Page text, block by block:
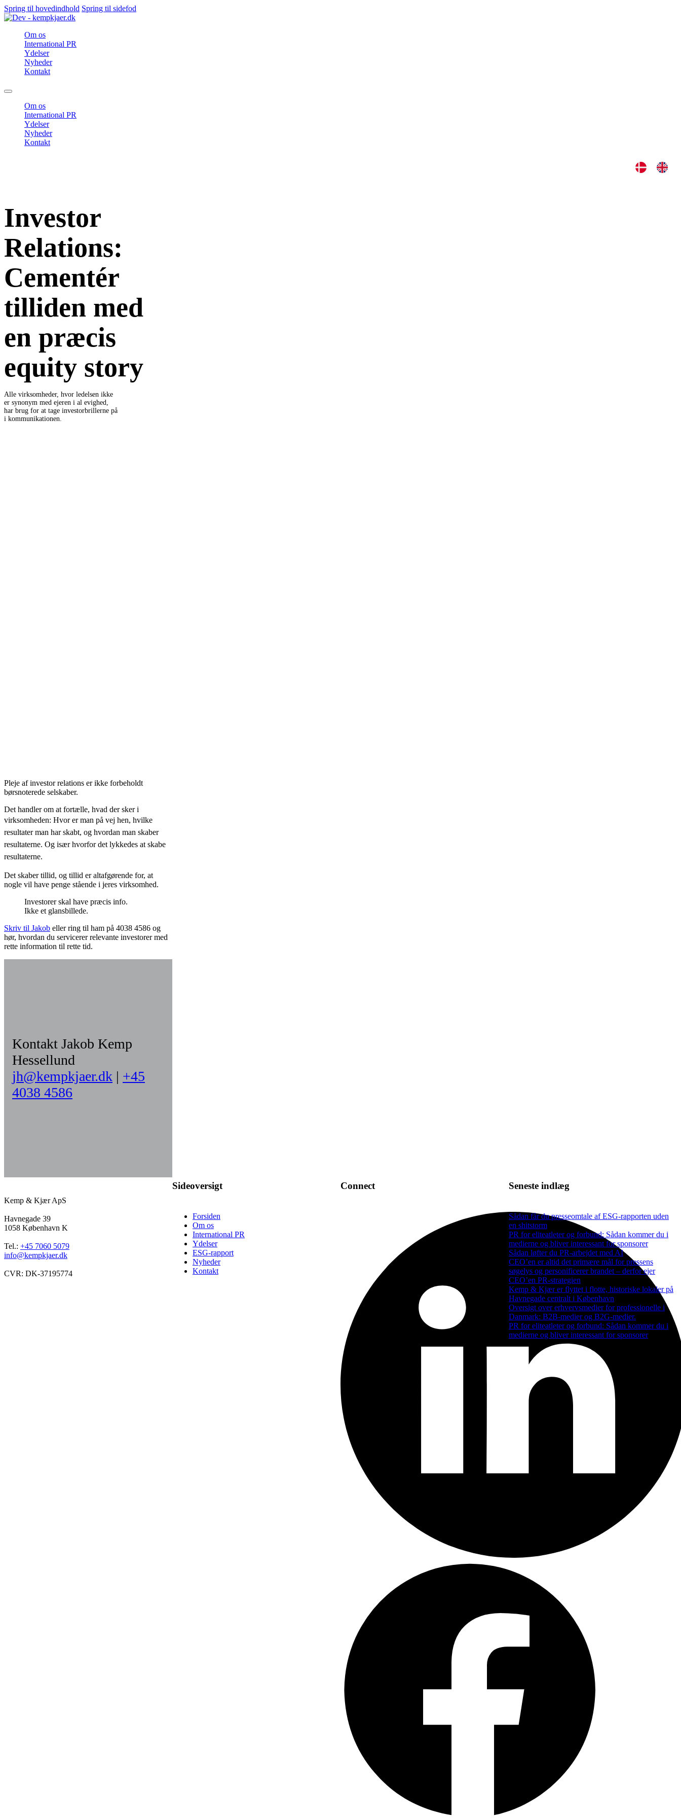
Spring til hovedindhold Spring til sidefod
Om os
International PR
Ydelser
Nyheder
Kontakt
Om os
International PR
Ydelser
Nyheder
Kontakt
Investor
Relations:
Cementér
tilliden med
en præcis
equity story
Alle virksomheder, hvor ledelsen ikke
er synonym med ejeren i al evighed,
har brug for at tage investorbrillerne på
i kommunikationen.
Pleje af investor relations er ikke forbeholdt
børsnoterede selskaber.
Det handler om at fortælle, hvad der sker i
virksomheden: Hvor er man på vej hen, hvilke
resultater man har skabt, og hvordan man skaber
resultaterne. Og især hvorfor det lykkedes at skabe
resultaterne.
Det skaber tillid, og tillid er altafgørende for, at
nogle vil have penge stående i jeres virksomhed.
Investorer skal have præcis info.
Ikke et glansbillede.
Skriv til Jakob eller ring til ham på 4038 4586 og
hør, hvordan du servicerer relevante investorer med
rette information til rette tid.
Kontakt Jakob Kemp
Hessellund
jh@kempkjaer.dk | +45
4038 4586
Kemp & Kjær ApS
Havnegade 39
1058 København K
Tel.: +45 7060 5079
info@kempkjaer.dk
CVR: DK-37195774
Sideoversigt
Forsiden
Om os
International PR
Ydelser
ESG-rapport
Nyheder
Kontakt
Connect Seneste indlæg
Sådan får du presseomtale af ESG-rapporten uden
en shitstorm
PR for eliteatleter og forbund: Sådan kommer du i
medierne og bliver interessant for sponsorer
Sådan løfter du PR-arbejdet med AI
CEO’en er altid det primære mål for pressens
søgelys og personificerer brandet – derfor ejer
CEO’en PR-strategien
Kemp & Kjær er flyttet i flotte, historiske lokaler på
Havnegade centralt i København
Oversigt over erhvervsmedier for professionelle i
Danmark: B2B-medier og B2G-medier.
PR for eliteatleter og forbund: Sådan kommer du i
medierne og bliver interessant for sponsorer